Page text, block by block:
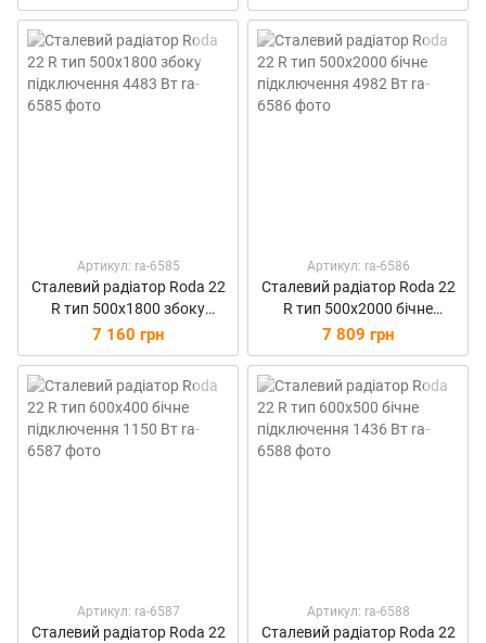
Артикул: ra-6585
Сталевий радіатор Roda 22
R тип 500х1800 збоку
підключення 4483 Вт
7 160 грн
Артикул: ra-6586
Сталевий радіатор Roda 22
R тип 500х2000 бічне
підключення 4982 Вт
7 809 грн
Артикул: ra-6587
Сталевий радіатор Roda 22
Артикул: ra-6588
Сталевий радіатор Roda 22